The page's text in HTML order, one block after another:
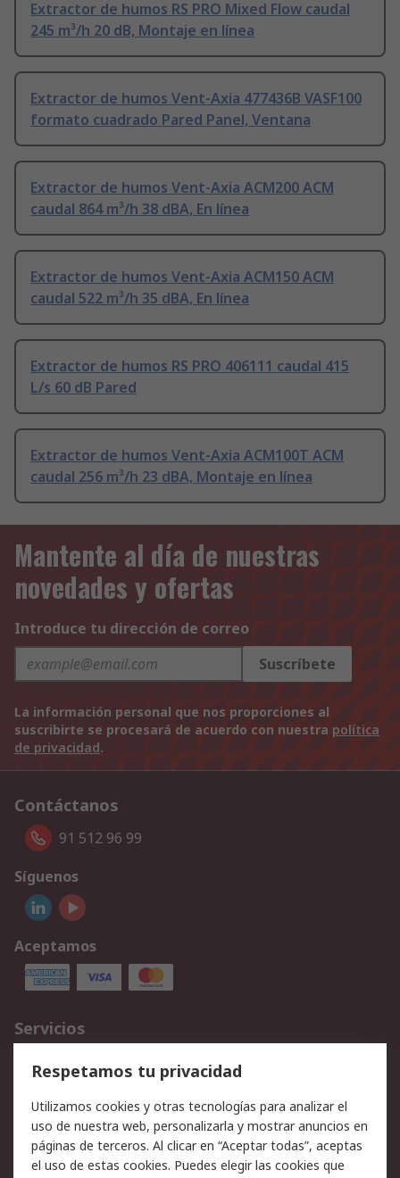
Extractor de humos RS PRO Mixed Flow caudal
245 m³/h 20 dB, Montaje en línea
Extractor de humos Vent-Axia 477436B VASF100
formato cuadrado Pared Panel, Ventana
Extractor de humos Vent-Axia ACM200 ACM
caudal 864 m³/h 38 dBA, En línea
Extractor de humos Vent-Axia ACM150 ACM
caudal 522 m³/h 35 dBA, En línea
Extractor de humos RS PRO 406111 caudal 415
L/s 60 dB Pared
Extractor de humos Vent-Axia ACM100T ACM
caudal 256 m³/h 23 dBA, Montaje en línea
Mantente al día de nuestras
novedades y ofertas
Introduce tu dirección de correo
Suscríbete
La información personal que nos proporciones al
suscribirte se procesará de acuerdo con nuestra política
de privacidad.
Contáctanos
91 512 96 99
Síguenos
Aceptamos
Servicios
Cómo realizar pedidos
Devoluciones
Facturación y pago
Ofertas
Soporte técnico
Legal
Respetamos tu privacidad
Utilizamos cookies y otras tecnologías para analizar el
uso de nuestra web, personalizarla y mostrar anuncios en
páginas de terceros. Al clicar en “Aceptar todas”, aceptas
el uso de estas cookies. Puedes elegir las cookies que